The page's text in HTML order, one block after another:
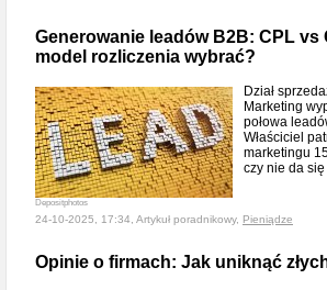
Generowanie leadów B2B: CPL vs
model rozliczenia wybrać?
Depositphotos
Dział
Marketing
połowa
Właściciel
marketingu
czy nie da
24-10-2025, 17:34, Artykuł poradnikowy, Pieniądze
Opinie o firmach: Jak uniknąć